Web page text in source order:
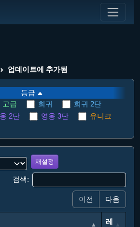
업데이트에 추가됨
등급
고급 희귀
희귀 2단
2단 영웅 3단 유니크
재설정
검색:
이전
다음
레